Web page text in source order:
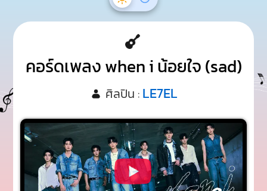
คอร์ดเพลง when i น้อยใจ (sad)
ศิลปิน : LE7EL